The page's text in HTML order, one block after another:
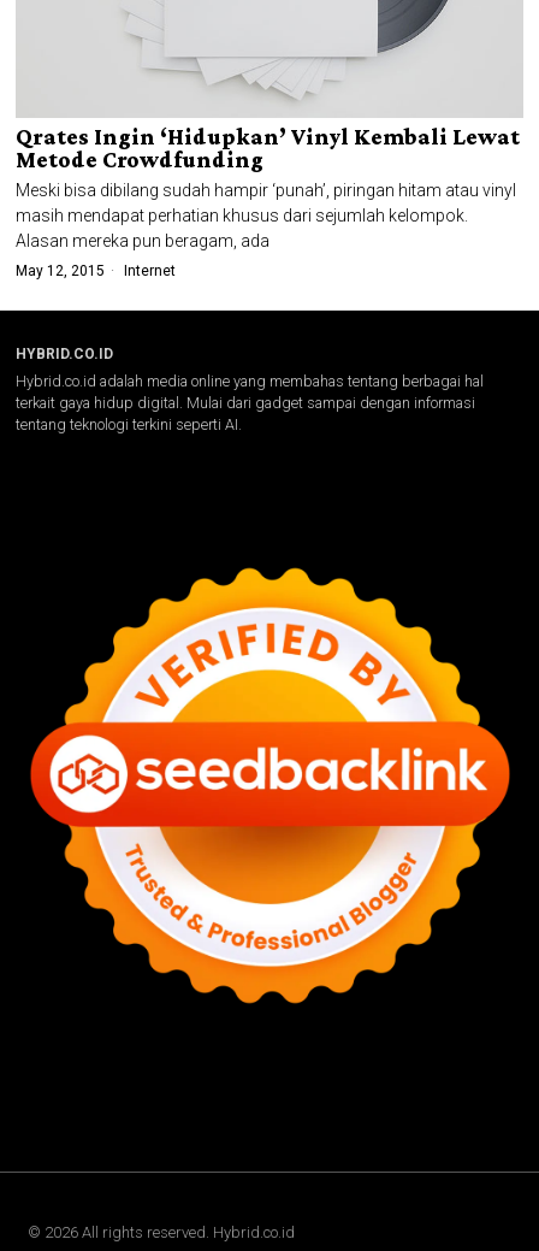
Qrates Ingin ‘Hidupkan’ Vinyl Kembali Lewat
Metode Crowdfunding
Meski bisa dibilang sudah hampir ‘punah’, piringan hitam atau vinyl
masih mendapat perhatian khusus dari sejumlah kelompok.
Alasan mereka pun beragam, ada
May 12, 2015 Internet
HYBRID.CO.ID
Hybrid.co.id adalah media online yang membahas tentang berbagai hal
terkait gaya hidup digital. Mulai dari gadget sampai dengan informasi
tentang teknologi terkini seperti AI.
© 2026 All rights reserved. Hybrid.co.id